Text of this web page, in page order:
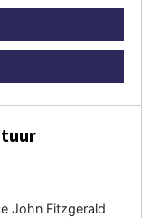
John Fitzgerald